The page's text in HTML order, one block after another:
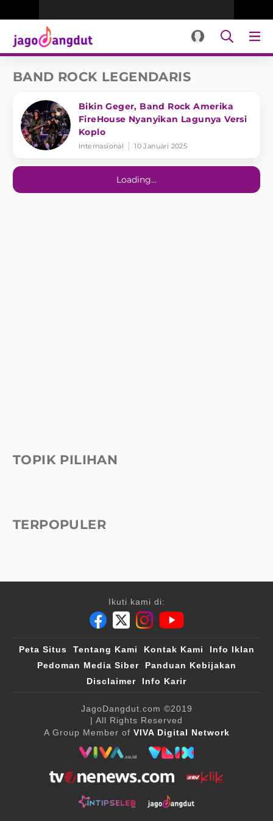
BAND ROCK LEGENDARIS
Bikin Geger, Band Rock Amerika
FireHouse Nyanyikan Lagunya Versi
Koplo
Internasional 10 Januari 2025
Loading...
TOPIK PILIHAN
TERPOPULER
Ikuti kami di:
Peta Situs Tentang Kami Kontak Kami
Info Iklan
Pedoman Media Siber
Panduan Kebijakan
Disclaimer
Info Karir
JagoDangdut.com ©2019
| All Rights Reserved
A Group Member of VIVA Digital Network